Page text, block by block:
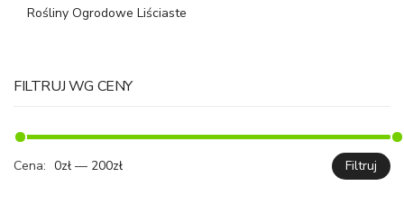
Rośliny Ogrodowe Liściaste
FILTRUJ WG CENY
Filtruj
Cena: 0zł — 200zł